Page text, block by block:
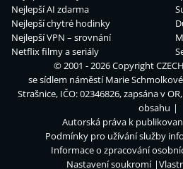
Nejlepší AI zdarma
Nejlepší chytré hodinky
Nejlepší VPN – srovnání
Netflix filmy a seriály
© 2001 - 2026 Copyright
se sídlem náměstí Marie
Strašnice, IČO: 02346826, zapsána v
obsahu
Autorská práva k
Podmínky pro užívání služby
Informace o zpracování
Nastavení soukromí